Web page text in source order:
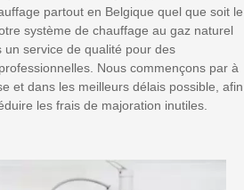
partout en Belgique quel que soit le
système de chauffage au gaz naturel
service de qualité pour des
Nous commençons par à
et dans les meilleurs délais possible, afin
les frais de majoration inutiles.